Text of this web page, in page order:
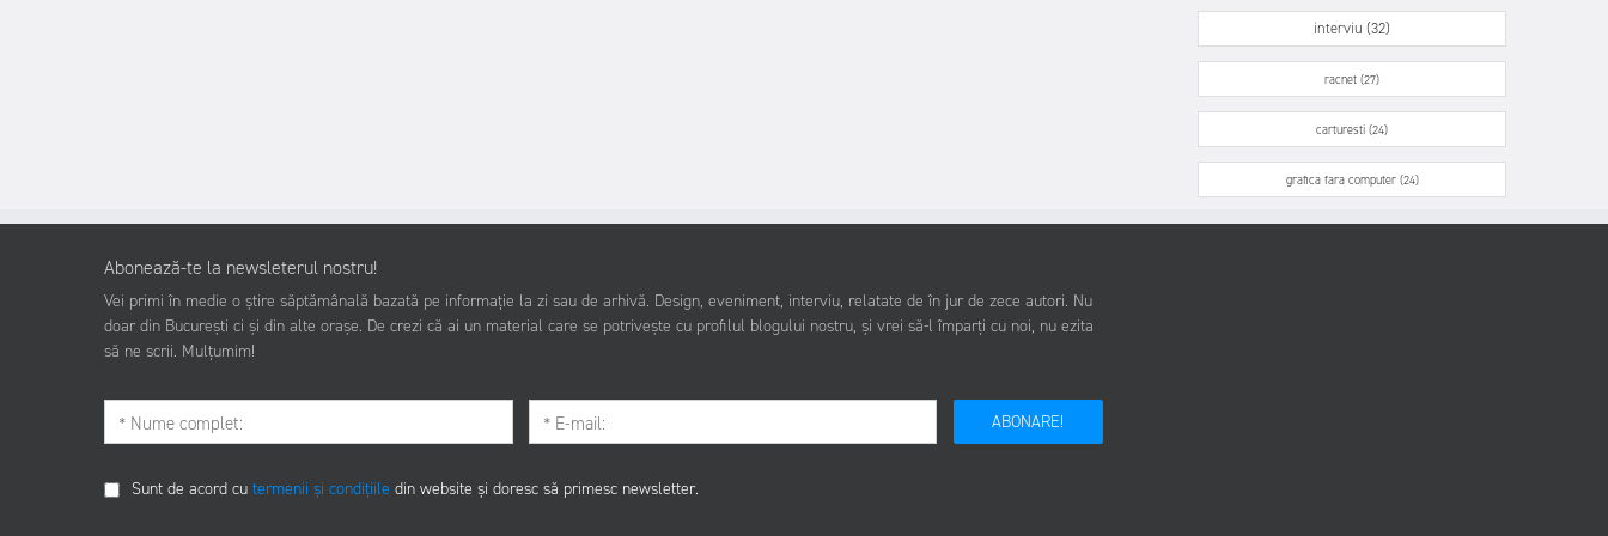
interviu (32)
racnet (27)
carturesti (24)
grafica fara computer (24)
Abonează-te la newsleterul nostru!
Vei primi în medie o știre săptămânală bazată pe informație la zi sau de arhivă. Design, eveniment, interviu, relatate de în jur de zece autori. Nu
doar din București ci și din alte orașe. De crezi că ai un material care se potrivește cu profilul blogului nostru, și vrei să-l împarți cu noi, nu ezita
să ne scrii. Mulțumim!
ABONARE!
Sunt de acord cu termenii și condițiile din website și doresc să primesc newsletter.